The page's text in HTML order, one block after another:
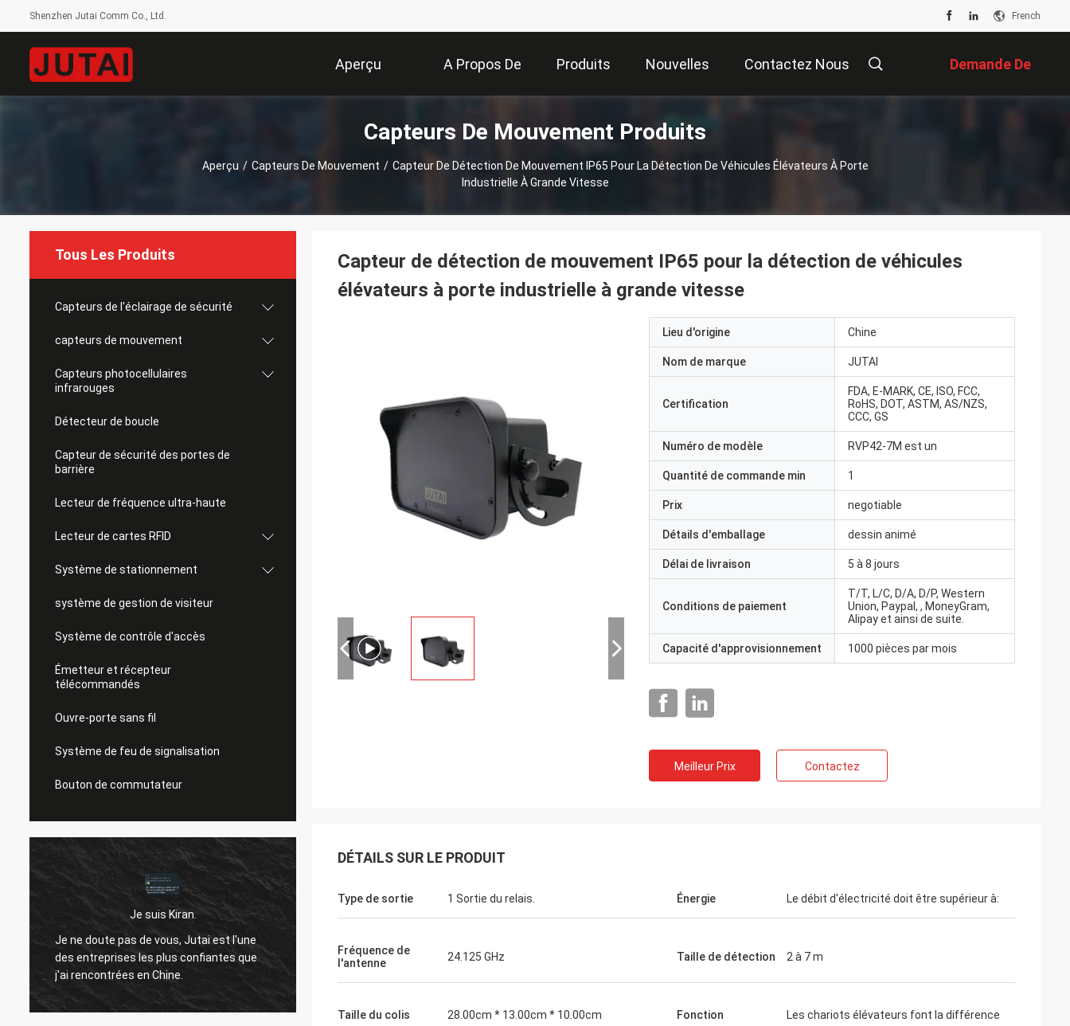
Shenzhen Jutai Comm Co., Ltd. French
Aperçu A Propos De
Nous
Produits Nouvelles Contactez Nous Demande De
Soumission
Capteurs De Mouvement Produits
Aperçu / Capteurs De Mouvement / Capteur De Détection De Mouvement IP65 Pour La Détection De Véhicules Élévateurs À Porte
Industrielle À Grande Vitesse
Tous Les Produits
Capteurs de l'éclairage de sécurité
capteurs de mouvement
Capteurs photocellulaires
infrarouges
Détecteur de boucle
Capteur de sécurité des portes de
barrière
Lecteur de fréquence ultra-haute
Lecteur de cartes RFID
Système de stationnement
système de gestion de visiteur
Système de contrôle d'accès
Émetteur et récepteur
télécommandés
Ouvre-porte sans fil
Système de feu de signalisation
Bouton de commutateur
Je suis Kiran.
Je ne doute pas de vous, Jutai est l'une
des entreprises les plus confiantes que
j'ai rencontrées en Chine.
Le Burook
ne t'avais pas prévenu. Tout s'est bien
passé.ils ont adoré l'article (en supposant
qu'il tiendra pendant les 10 prochaines
Capteur de détection de mouvement IP65 pour la détection de véhicules
élévateurs à porte industrielle à grande vitesse
Lieu d'origine Chine
Nom de marque JUTAI
Certification
FDA, E-MARK, CE, ISO, FCC,
RoHS, DOT, ASTM, AS/NZS,
CCC, GS
Numéro de modèle RVP42-7M est un
Quantité de commande min 1
Prix negotiable
Détails d'emballage dessin animé
Délai de livraison 5 à 8 jours
Conditions de paiement
T/T, L/C, D/A, D/P, Western
Union, Paypal, , MoneyGram,
Alipay et ainsi de suite.
Capacité d'approvisionnement 1000 pièces par mois
Meilleur Prix Contactez
DÉTAILS SUR LE PRODUIT
Type de sortie 1 Sortie du relais. Énergie Le débit d'électricité doit être supérieur à:
Fréquence de
l'antenne
24.125 GHz Taille de détection 2 à 7 m
Taille du colis 28.00cm * 13.00cm * 10.00cm Fonction Les chariots élévateurs font la différence